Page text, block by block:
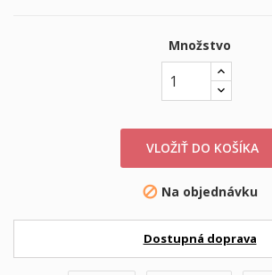
Množstvo
VLOŽIŤ DO KOŠÍKA
 Na objednávku
Dostupná doprava